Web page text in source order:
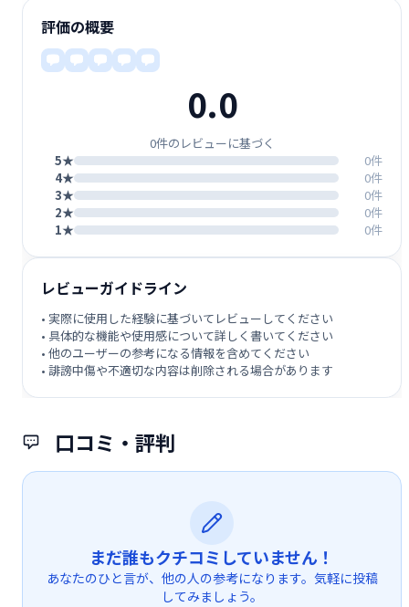
口コミ・評判
まだ誰もクチコミしていません！
あなたのひと言が、他の人の参考になります。気軽に投稿
してみましょう。
評価の概要
0.0
0件のレビューに基づく
5★
0件
4★
0件
3★
0件
2★
0件
1★
0件
レビューガイドライン
• 実際に使用した経験に基づいてレビューしてください
• 具体的な機能や使用感について詳しく書いてください
• 他のユーザーの参考になる情報を含めてください
• 誹謗中傷や不適切な内容は削除される場合があります